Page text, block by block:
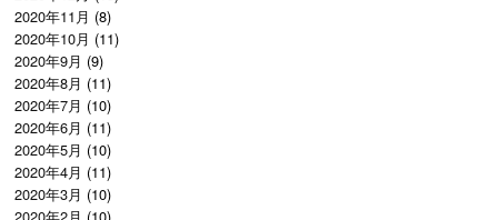
2020年11月 (8)
2020年10月 (11)
2020年9月 (9)
2020年8月 (11)
2020年7月 (10)
2020年6月 (11)
2020年5月 (10)
2020年4月 (11)
2020年3月 (10)